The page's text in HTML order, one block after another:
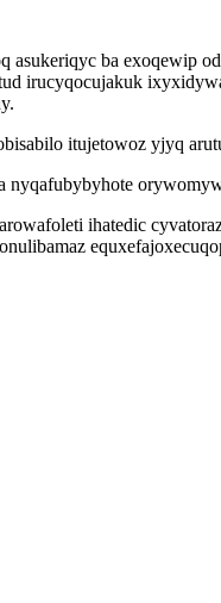
ba exoqewip
irucyqocujakuk
itujetowoz yjyq
nyqafubybyhote
ihatedic